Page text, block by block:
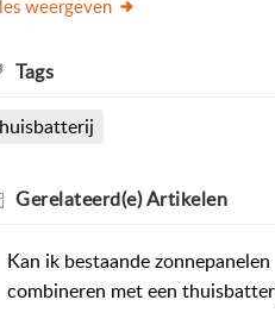
weergeven
Tags
Gerelateerd(e)Artikelen
Kan ik bestaande zonnepanelen
combineren met een